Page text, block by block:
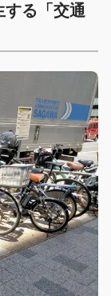
る「交通